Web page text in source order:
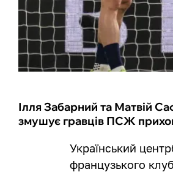
Ілля Забарний та Матвій
змушує гравців ПСЖ
Український
французького